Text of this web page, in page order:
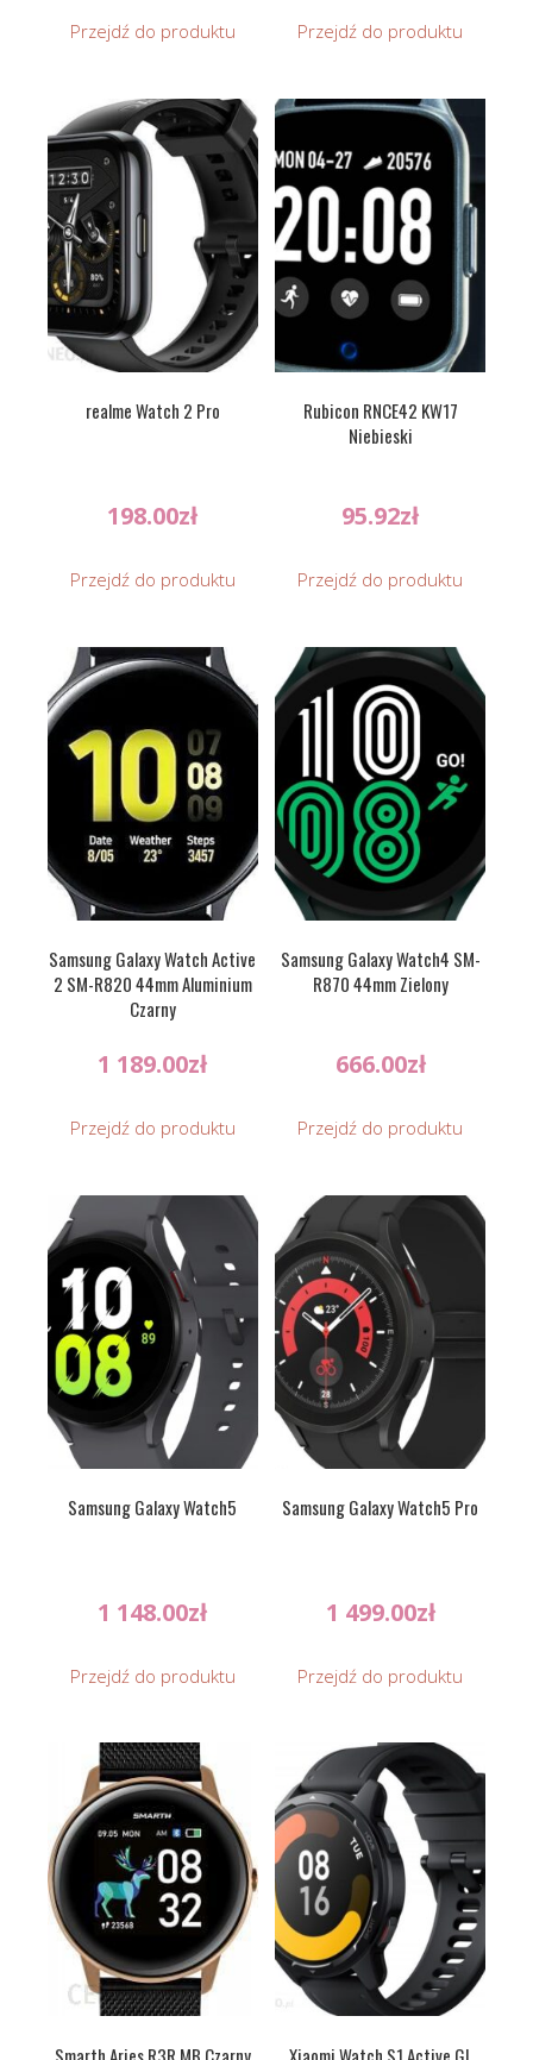
Przejdź do produktu Przejdź do produktu
realme Watch 2 Pro
198.00zł
Przejdź do produktu
Rubicon RNCE42 KW17
Niebieski
95.92zł
Przejdź do produktu
Samsung Galaxy Watch Active
2 SM-R820 44mm Aluminium
Czarny
1 189.00zł
Przejdź do produktu
Samsung Galaxy Watch4 SM-
R870 44mm Zielony
666.00zł
Przejdź do produktu
Samsung Galaxy Watch5
1 148.00zł
Przejdź do produktu
Samsung Galaxy Watch5 Pro
1 499.00zł
Przejdź do produktu